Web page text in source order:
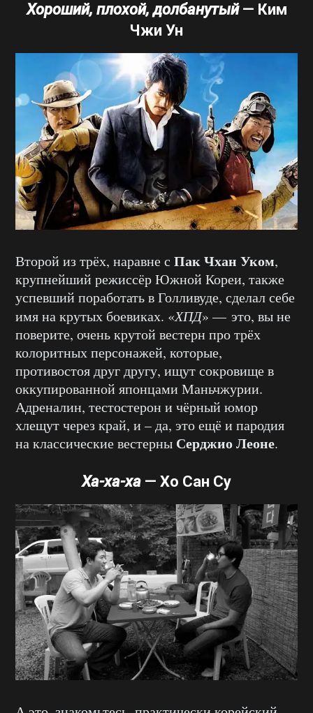
Хороший, плохой, долбанутый— Ким
Чжи Ун
Второй из трёх, наравне с Пак Чхан Уком,
крупнейший режиссёр Южной Кореи, также
успевший поработать в Голливуде, сделал себе
имя на крутых боевиках. «ХПД» — это, вы не
поверите, очень крутой вестерн про трёх
колоритных персонажей, которые,
противостоя друг другу, ищут сокровище в
оккупированной японцами Маньчжурии.
Адреналин, тестостерон и чёрный юмор
хлещут через край, и – да, это ещё и пародия
на классические вестерны Серджио Леоне.
Ха-ха-ха — Хо Сан Су